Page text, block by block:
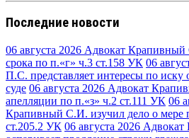
Последние новости
06 августа 2026 Адвокат Крапивный
срока по п.«г» ч.3 ст.158 УК 06
П.С. представляет интересы по иску
суде 06 августа 2026 Адвокат
апелляции по п.«з» ч.2 ст.111 УК 06
Крапивный С.И. изучил дело о мере
ст.205.2 УК 06 августа 2026